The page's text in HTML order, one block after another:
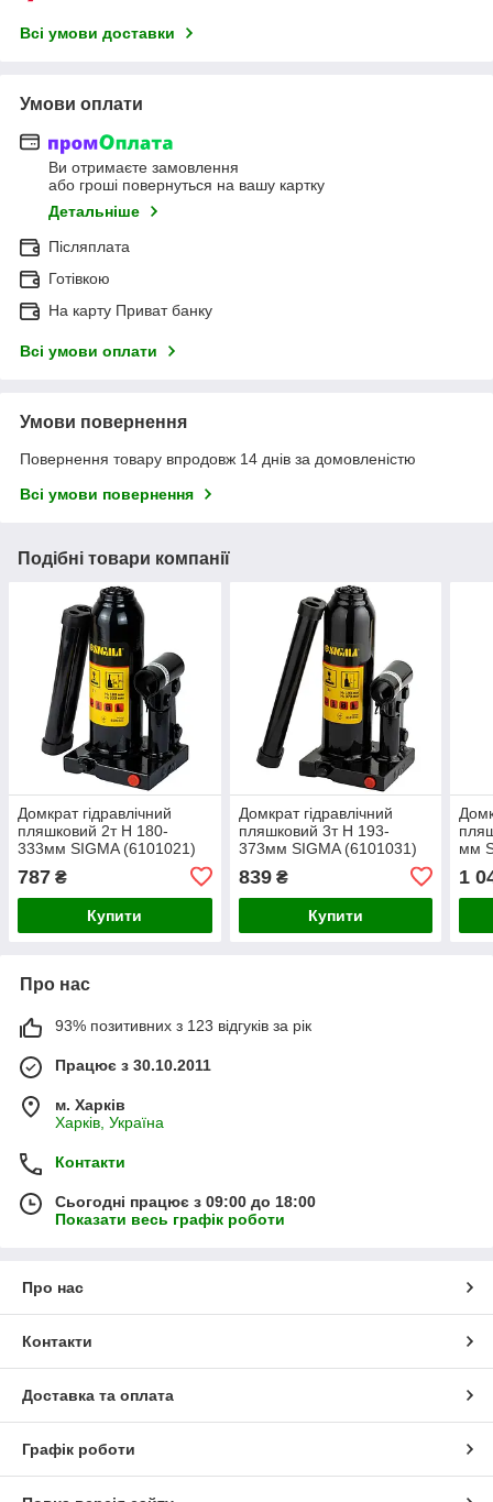
Всі умови доставки
Умови оплати
Ви отримаєте замовлення
або гроші повернуться на вашу картку
Детальніше
Післяплата
Готівкою
На карту Приват банку
Всі умови оплати
Умови повернення
Повернення товару впродовж 14 днів за домовленістю
Всі умови повернення
Подібні товари компанії
Домкрат гідравлічний
пляшковий 2т H 180-
333мм SIGMA (6101021)
787 ₴
Купити
Домкрат гідравлічний
пляшковий 3т H 193-
373мм SIGMA (6101031)
839₴
Купити
мм
1
Про нас
93% позитивних з 123 відгуків за рік
Працює з 30.10.2011
м. Харків
Харків, Україна
Контакти
Сьогодні працює з 09:00 до 18:00
Показати весь графік роботи
Про нас
Контакти
Доставка та оплата
Графік роботи